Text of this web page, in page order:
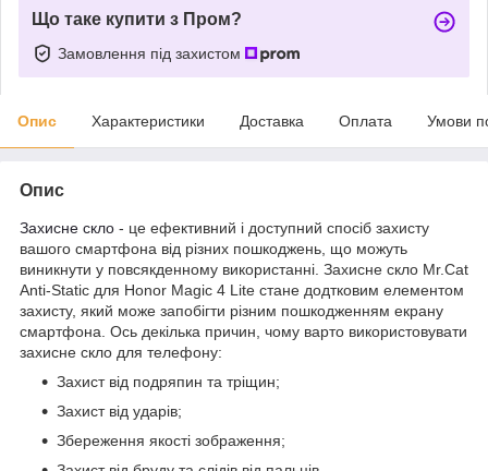
Що таке купити з Пром?
Замовлення під захистом
Опис Характеристики Доставка Оплата Умови
Опис
Захисне скло - це ефективний і доступний спосіб захисту
вашого смартфона від різних пошкоджень, що можуть
виникнути у повсякденному використанні. Захисне скло Mr.Cat
Anti-Static для Honor Magic 4 Lite стане додтковим елементом
захисту, який може запобігти різним пошкодженням екрану
смартфона. Ось декілька причин, чому варто використовувати
захисне скло для телефону:
Захист від подряпин та тріщин;
Захист від ударів;
Збереження якості зображення;